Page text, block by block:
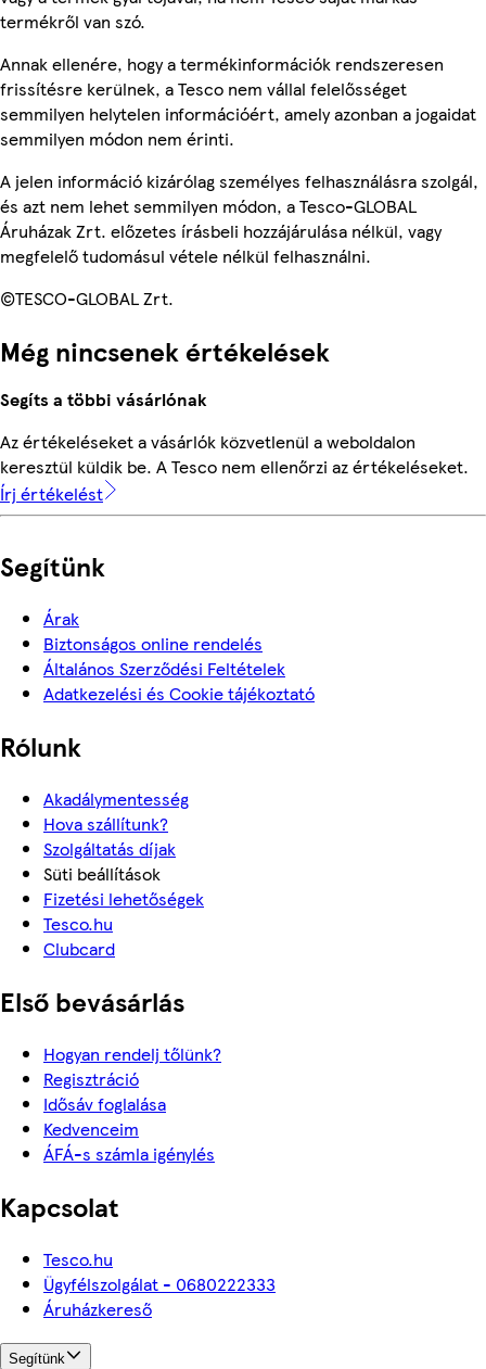
termékről van szó.
Annak ellenére, hogy a termékinformációk rendszeresen
frissítésre kerülnek, a Tesco nem vállal felelősséget
semmilyen helytelen információért, amely azonban a jogaidat
semmilyen módon nem érinti.
A jelen információ kizárólag személyes felhasználásra szolgál,
és azt nem lehet semmilyen módon, a Tesco-GLOBAL
Áruházak Zrt. előzetes írásbeli hozzájárulása nélkül, vagy
megfelelő tudomásul vétele nélkül felhasználni.
©TESCO-GLOBAL Zrt.
Még nincsenek értékelések
Segíts a többi vásárlónak
Az értékeléseket a vásárlók közvetlenül a weboldalon
keresztül küldik be. A Tesco nem ellenőrzi az értékeléseket.
Írj értékelést
Segítünk
Árak
Biztonságos online rendelés
Általános Szerződési Feltételek
Adatkezelési és Cookie tájékoztató
Rólunk
Akadálymentesség
Hova szállítunk?
Szolgáltatás díjak
Süti beállítások
Fizetési lehetőségek
Tesco.hu
Clubcard
Első bevásárlás
Hogyan rendelj tőlünk?
Regisztráció
Idősáv foglalása
Kedvenceim
ÁFÁ-s számla igénylés
Kapcsolat
Tesco.hu
Ügyfélszolgálat - 0680222333
Áruházkereső
Segítünk